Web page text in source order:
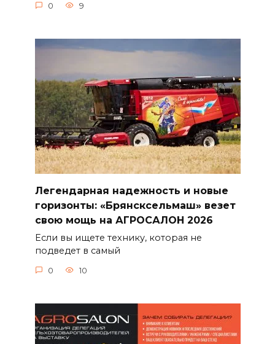
0 9
Легендарная надежность и новые
горизонты: «Брянсксельмаш» везет
свою мощь на АГРОСАЛОН 2026
Если вы ищете технику, которая не
подведет в самый
0 10